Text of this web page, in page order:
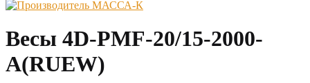
Весы 4D-PMF-20/15-2000-
A(RUEW)